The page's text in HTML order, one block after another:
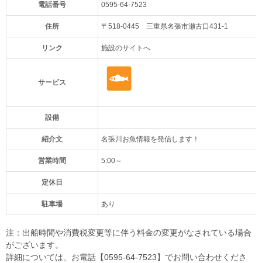
電話番号 0595-64-7523
住所 〒518-0445 三重県名張市瀬古口431-1
リンク 施設のサイトへ
サービス
設備
紹介文 名張川お魚情報を発信します！
営業時間 5:00～
定休日
駐車場 あり
注：出船時間や消費税変更等に伴う料金の変更がなされている場合
がございます。
詳細については、お電話【0595-64-7523】でお問い合わせくださ